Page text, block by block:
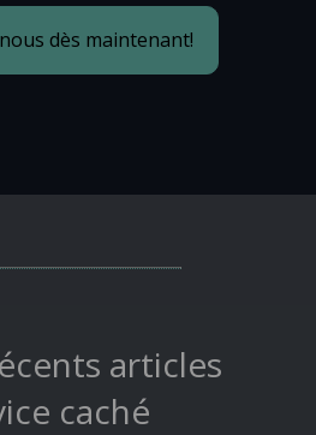
dès maintenant!
articles
caché